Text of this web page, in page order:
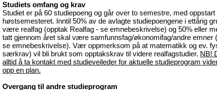
Studiets omfang og krav
Studiet er på 60 studiepoeng og går over to semestre, med oppstart
høstsemesteret. Inntil 50% av de avlagte studiepoengene i ettårig
være realfag (opptak Realfag - se emnebeskrivelse) og 50% eller
tatt gjennom året skal være samfunnsfag/økonomifag/andre emner
se emnebeskrivelse). Vær oppmerksom på at matematikk og ev.
særkrav) vil bli brukt som opptakskrav til videre realfagstudier. NB!
alltid å ta kontakt med studieveileder for aktuelle studieprogram
opp en plan.
Overgang til andre studieprogram